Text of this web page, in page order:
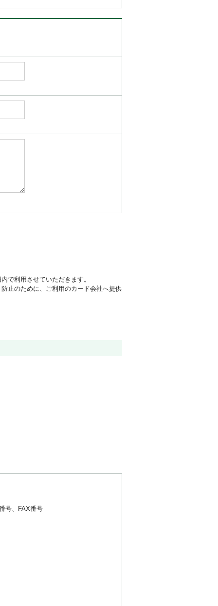
で利用させていただきます。
止のために、ご利用のカード会社へ提供
号、FAX番号